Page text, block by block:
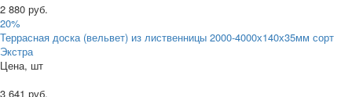
2 880 руб.
20%
Террасная доска (вельвет) из лиственницы 2000-4000х140х35мм сорт
Экстра
Цена, шт
3 641 руб.